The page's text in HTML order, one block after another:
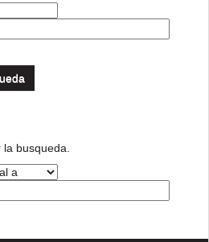
busqueda.